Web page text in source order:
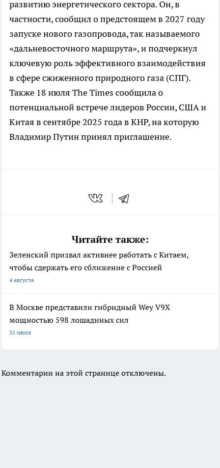
развитию энергетического сектора. Он, в
частности, сообщил о предстоящем в 2027 году
запуске нового газопровода, так называемого
«дальневосточного маршрута», и подчеркнул
ключевую роль эффективного взаимодействия
в сфере сжиженного природного газа (СПГ).
Также 18 июля The Times сообщила о
потенциальной встрече лидеров России, США и
Китая в сентябре 2025 года в КНР, на которую
Владимир Путин принял приглашение.
Читайте также:
Зеленский призвал активнее работать с Китаем,
чтобы сдержать его сближение с Россией
4 августа
В Москве представили гибридный Wey V9X
мощностью 598 лошадиных сил
31 июля
Комментарии на этой странице отключены.